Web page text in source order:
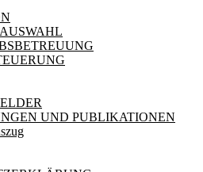
UND PUBLIKATIONEN